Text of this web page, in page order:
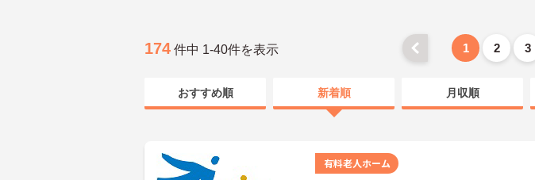
174 件中 1-40件を表示 1 2 3
おすすめ順 新着順 月収順
有料老人ホーム